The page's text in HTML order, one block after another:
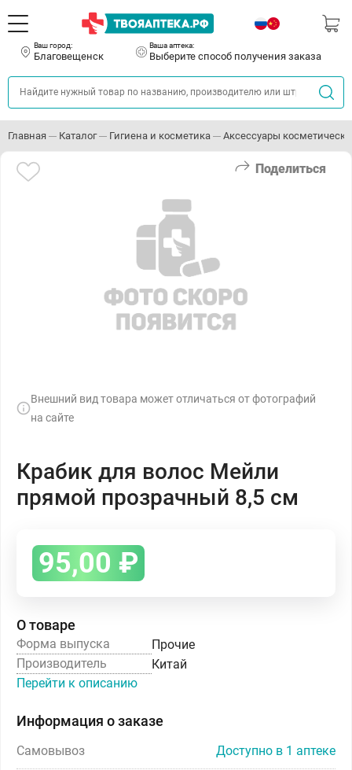
Ваш город:
Благовещенск
Ваша аптека:
Выберите способ получения заказа
Главная Каталог Гигиена и косметика Аксессуары
Поделиться
Внешний вид товара может отличаться от фотографий
на сайте
Крабик для волос Мейли
прямой прозрачный 8,5 см
95,00 ₽
О товаре
Форма выпуска
Прочие
Производитель
Китай
Перейти к описанию
Информация о заказе
Самовывоз Доступно в 1 аптеке